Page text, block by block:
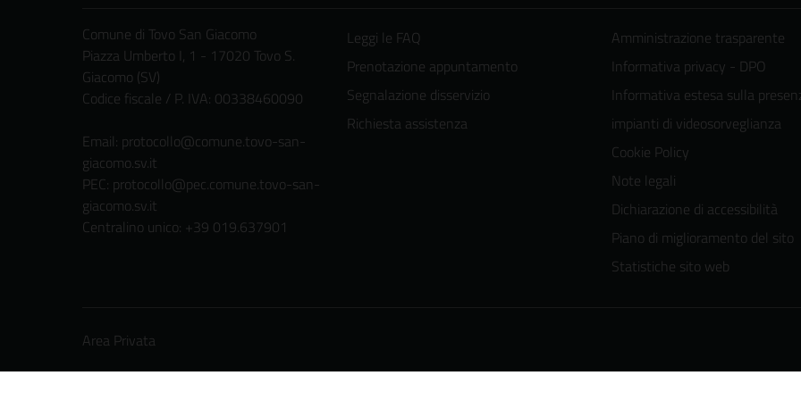
Comune di Tovo San Giacomo
Piazza Umberto I, 1 - 17020 Tovo S.
Giacomo (SV)
Codice fiscale / P. IVA: 00338460090
Email: protocollo@comune.tovo-san-
giacomo.sv.it
PEC: protocollo@pec.comune.tovo-san-
giacomo.sv.it
Centralino unico: +39 019.637901
Leggi le FAQ
Prenotazione appuntamento
Segnalazione disservizio
Richiesta assistenza
Amministrazione trasparente
Informativa privacy - DPO
Informativa estesa sulla
impianti di videosorveglianza
Cookie Policy
Note legali
Dichiarazione di accessibilità
Piano di miglioramento del sito
Statistiche sito web
Area Privata